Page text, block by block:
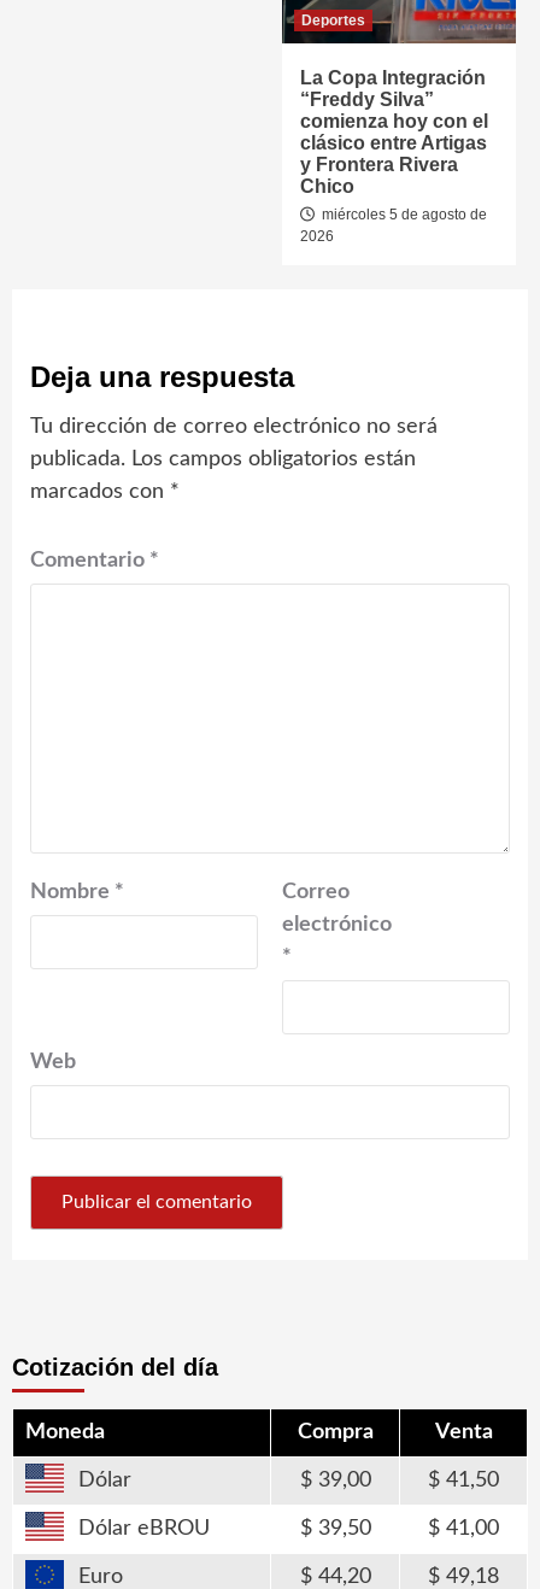
Deportes
La Copa Integración
“Freddy Silva”
comienza hoy con el
clásico entre Artigas
y Frontera Rivera
Chico
miércoles 5 de agosto de
2026
Deja una respuesta
Tu dirección de correo electrónico no será
publicada. Los campos obligatorios están
marcados con *
Comentario *
Nombre *
Correo
electrónico
*
Web
Cotización del día
Moneda Compra Venta
Dólar 39,00 41,50
Dólar eBROU 39,50 41,00
Euro 44,20 49,18